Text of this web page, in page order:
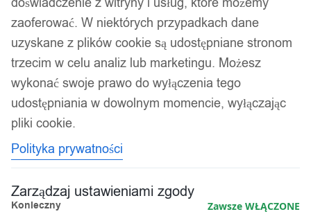
zaoferować. W niektórych przypadkach dane
uzyskane z plików cookie są udostępniane stronom
trzecim w celu analiz lub marketingu. Możesz
wykonać swoje prawo do wyłączenia tego
udostępniania w dowolnym momencie, wyłączając
pliki cookie.
Polityka prywatności
Zarządzaj ustawieniami zgody
Konieczny Zawsze WŁĄCZONE